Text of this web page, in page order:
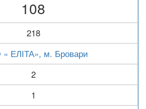
108
218
ЕЛІТА», м. Бровари
2
1